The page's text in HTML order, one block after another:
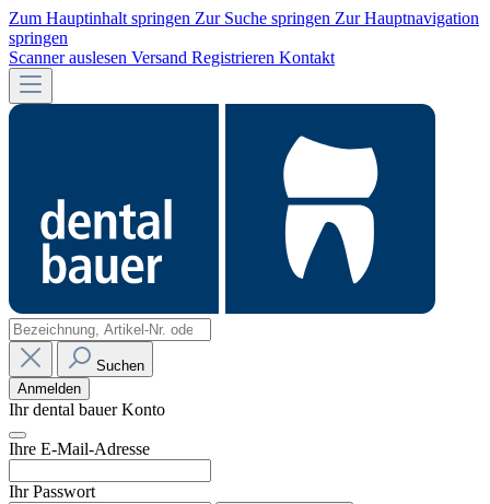
Zum Hauptinhalt springen Zur Suche springen Zur Hauptnavigation
springen
Scanner auslesen Versand Registrieren Kontakt
Suchen
Anmelden
Ihr dental bauer Konto
Ihre E-Mail-Adresse
Ihr Passwort